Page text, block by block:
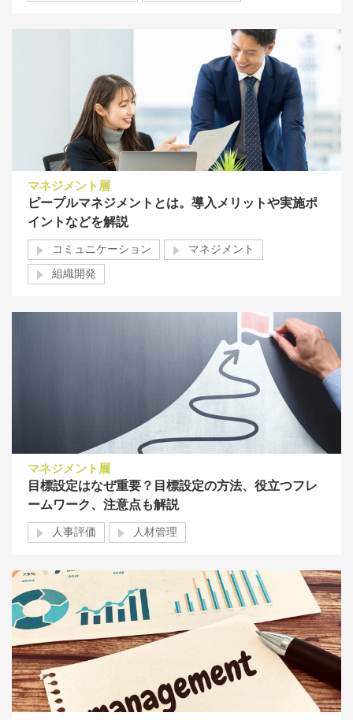
マネジメント層
ピープルマネジメントとは。導入メリットや実施ポ
イントなどを解説
コミュニケーション マネジメント
組織開発
マネジメント層
目標設定はなぜ重要？目標設定の方法、役立つフレ
ームワーク、注意点も解説
人事評価 人材管理